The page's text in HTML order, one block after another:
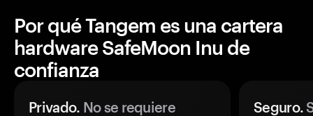
Por qué Tangem es una cartera
hardware SafeMoon Inu de
confianza
Privado. No se requiere
Seguro.